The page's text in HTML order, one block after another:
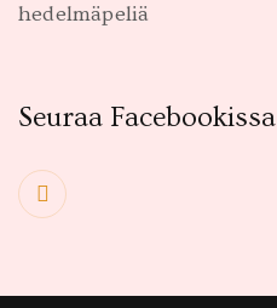
hedelmäpeliä
Seuraa Facebookissa